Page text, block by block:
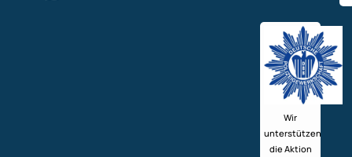
Wir
unterstützen
die Aktion